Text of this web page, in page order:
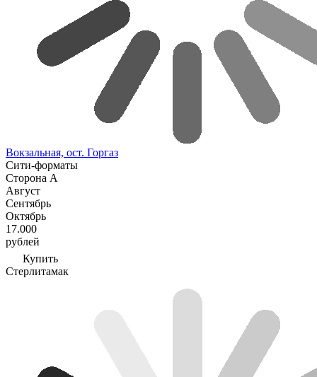
Вокзальная, ост. Горгаз
Сити-форматы
Сторона А
Август
Сентябрь
Октябрь
17.000
рублей
Купить
Стерлитамак